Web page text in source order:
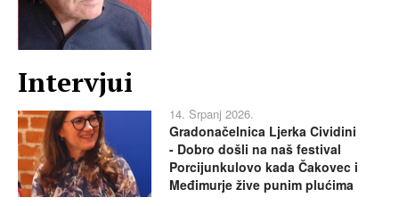
Intervjui
14. Srpanj 2026.
Gradonačelnica Ljerka Cividini
- Dobro došli na naš festival
Porcijunkulovo kada Čakovec i
Međimurje žive punim plućima